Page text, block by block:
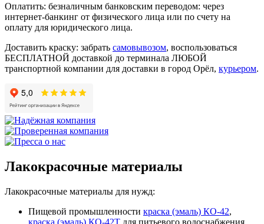
Оплатить: безналичным банковским переводом: через
интернет-банкинг от физического лица или по счету на
оплату для юридического лица.
Доставить краску: забрать самовывозом, воспользоваться
БЕСПЛАТНОЙ доставкой до терминала ЛЮБОЙ
транспортной компании для доставки в город Орёл, курьером.
Лакокрасочные материалы
Лакокрасочные материалы для нужд:
Пищевой промышленности краска (эмаль) КО-42,
краска (эмаль) КО-42Т для питьевого водоснабжения